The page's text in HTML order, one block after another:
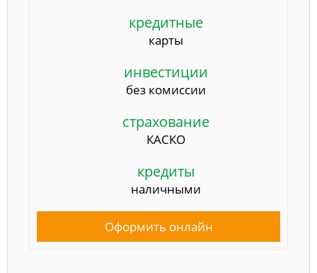
кредитные
карты
инвестиции
без комиссии
страхование
КАСКО
кредиты
наличными
Оформить онлайн